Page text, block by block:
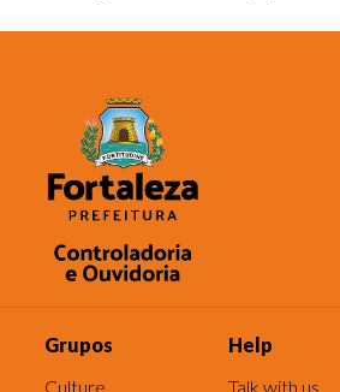
Grupos
Culture
Help
Talk with us